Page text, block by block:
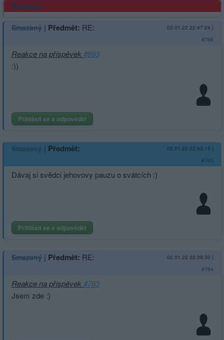
Reklama
Smazaný | Předmět: RE: 02.01.22 22:47:24 |
#766
Reakce na příspěvek#693
:))
Přihlásit se a odpovědět
Smazaný | Předmět: 02.01.22 22:43:15 |
#765
Dávaj si svědci jehovovy pauzu o svátcích :)
Přihlásit se a odpovědět
Smazaný | Předmět: RE: 02.01.22 22:39:30 |
#764
Reakce na příspěvek#763
Jsem zde :)